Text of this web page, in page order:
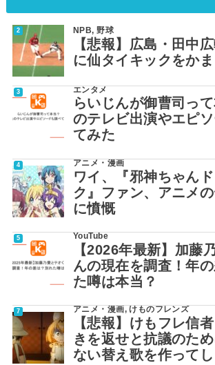
NPB,野球
【悲報】広島・田中
に仙タイキックをか
エンタメ
らいじんが御曹司っ
のテレビ出演やエピ
てみた
アニメ・漫画
ワイ、『邪神ちゃん
ク』ファン、アニメ
に憤慨
YouTube
【2026年最新】加藤
んの現在を調査！年
た噂は本当？
アニメ・漫画, けものフレンズ
【悲報】けもフレ信
きを返せと抗議のた
ない替え歌を作って